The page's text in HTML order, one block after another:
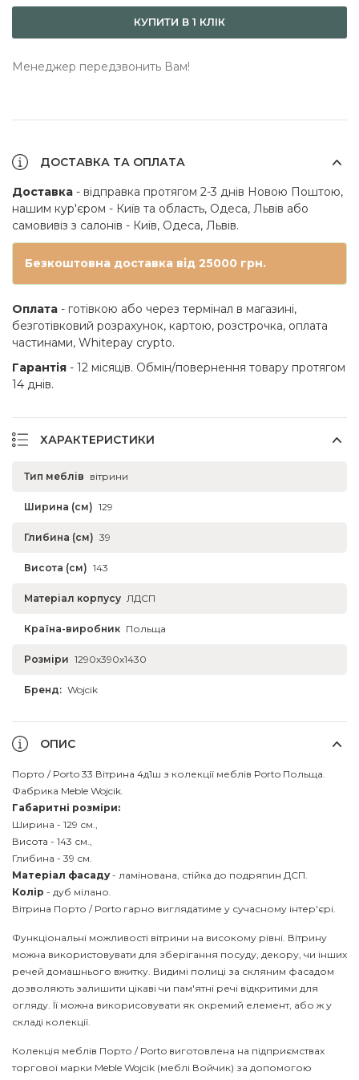
КУПИТИ В 1 КЛІК
Менеджер передзвонить Вам!
ДОСТАВКА ТА ОПЛАТА
Доставка - відправка протягом 2-3 днів Новою Поштою,
нашим кур'єром - Київ та область, Одеса, Львів або
самовивіз з салонів - Київ, Одеса, Львів.
Безкоштовна доставка від 25000 грн.
Оплата - готівкою або через термінал в магазині,
безготівковий розрахунок, картою, розстрочка, оплата
частинами, Whitepay crypto.
Гарантія - 12 місяців. Обмін/повернення товару протягом
14 днів.
ХАРАКТЕРИСТИКИ
Тип меблів вітрини
Ширина (см) 129
Глибина (см) 39
Висота (см) 143
Матеріал корпусу ЛДСП
Країна-виробник Польща
Розміри 1290х390х1430
Бренд: Wojcik
ОПИС
Порто / Porto 33 Вітрина 4д1ш з колекції меблів Porto Польща.
Фабрика Meble Wojcik.
Габаритні розміри:
Ширина - 129 см.,
Висота - 143 см.,
Глибина - 39 см.
Матеріал фасаду- ламінована, стійка до подряпин ДСП.
Колір - дуб мілано.
Вітрина Порто / Porto гарно виглядатиме у сучасному інтер'єрі.
Функціональні можливості вітрини на високому рівні. Вітрину
можна використовувати для зберігання посуду, декору, чи інших
речей домашнього вжитку. Видимі полиці за скляним фасадом
дозволяють залишити цікаві чи пам'ятні речі відкритими для
огляду. Її можна викорисовувати як окремий елемент, або ж у
складі колекції.
Колекція меблів Порто / Porto виготовлена на підприємствах
торгової марки Meble Wojcik (меблі Войчик) за допомогою